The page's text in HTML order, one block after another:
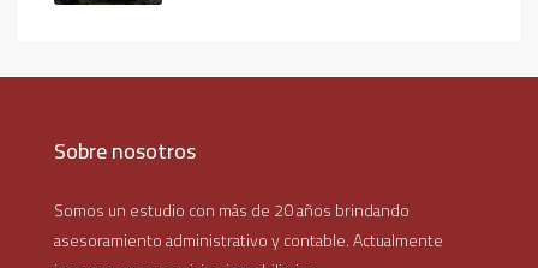
Sobre nosotros
Somos un estudio con más de 20 años brindando
asesoramiento administrativo y contable. Actualmente